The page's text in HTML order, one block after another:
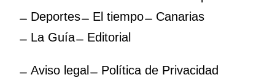
Deportes
El tiempo
Canarias
La Guía
Editorial
Aviso legal
Política de Privacidad